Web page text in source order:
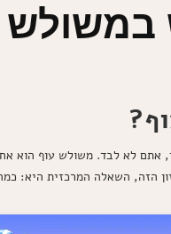
במשולש
לא לבד. משולש עוף הוא
הזה, השאלה המרכזית היא: